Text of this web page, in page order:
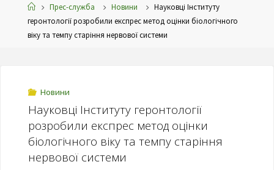
HomeПрес-служба Новини
Науковці Інституту
геронтології розробили експрес метод оцінки біологічного
віку та темпу старіння нервової системи
Новини
Науковці Інституту геронтології
розробили експрес метод оцінки
біологічного віку та темпу старіння
нервової системи